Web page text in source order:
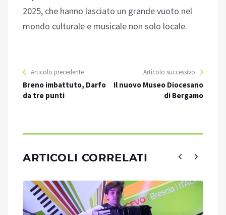
2025, che hanno lasciato un grande vuoto nel
mondo culturale e musicale non solo locale.
Articolo precedente
Breno imbattuto, Darfo
da tre punti
Articolo successivo
Il nuovo Museo Diocesano
di Bergamo
ARTICOLI CORRELATI